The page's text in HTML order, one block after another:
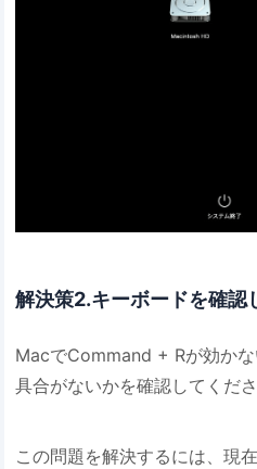
解決策2.キーボードを確認
MacでCommand + Rが効か
具合がないかを確認してくださ
この問題を解決するには、現